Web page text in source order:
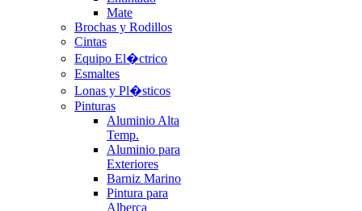
Mate
Brochas y Rodillos
Cintas
Equipo El�ctrico
Esmaltes
Lonas y Pl�sticos
Pinturas
Aluminio Alta
Temp.
Aluminio para
Exteriores
Barniz Marino
Pintura para
Alberca